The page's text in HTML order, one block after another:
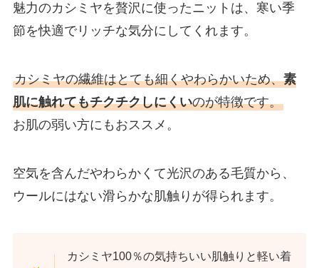
魅力のカシミヤを贅沢に使ったニットは、寒い季
節を快適でリッチな気分にしてくれます。
カシミヤの繊維はとても細くやわらかいため、素
肌に触れてもチクチクしにくいのが特徴です。
お肌の弱い方にもおススメ。
空気を含んだやわらかくて光沢のある毛質から、
ウールにはない滑らかな肌触りが得られます。
カシミヤ100％の気持ちいい肌触りと軽い着